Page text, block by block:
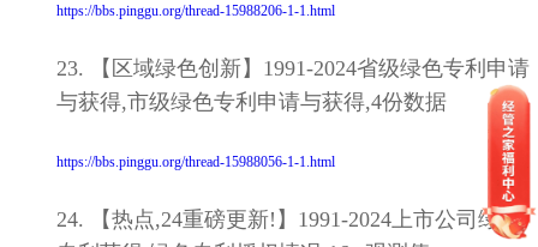
https://bbs.pinggu.org/thread-15988206-1-1.html
23. 【区域绿色创新】1991-2024省级绿色专利申请
与获得,市级绿色专利申请与获得,4份数据
https://bbs.pinggu.org/thread-15988056-1-1.html
24. 【热点,24重磅更新!】1991-2024上市公司绿色